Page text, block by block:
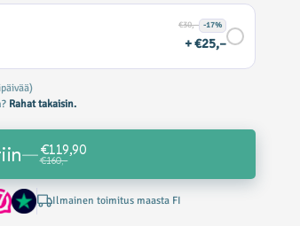
€30,– -17%
+ €25,–
Rahat takaisin.
—€119,90
€160,-
Ilmainen toimitus maasta FI